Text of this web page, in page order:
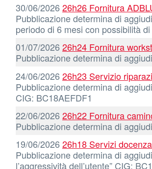
30/06/202626h26 Fornitura
Pubblicazione determina di
periodo di 6 mesi con possibilità
01/07/2026 26h24 Fornitura
Pubblicazione determina di
24/06/202626h23 Servizio
Pubblicazione determina di
CIG: BC18AEFDF1
22/06/2026 26h22 Fornitura
Pubblicazione determina di
19/06/202626h18 Servizi docenza
Pubblicazione determina di
l’aggressività dell’utente” CIG: